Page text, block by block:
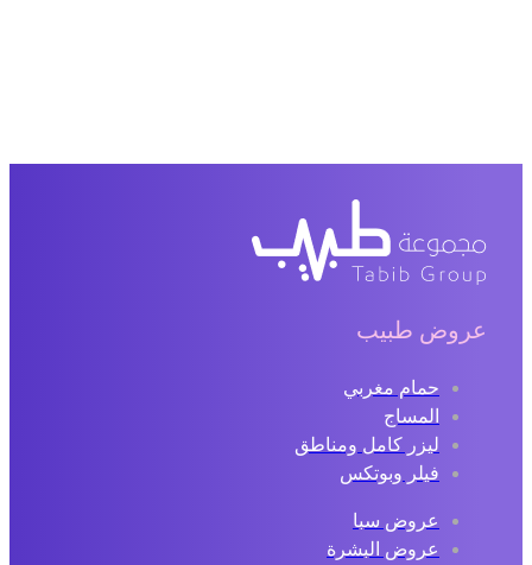
عروض طبيب
حمام مغربي
المساج
ليزر كامل ومناطق
فيلر وبوتكس
عروض سبا
عروض البشرة